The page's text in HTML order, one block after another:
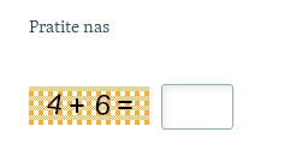
Pratite nas